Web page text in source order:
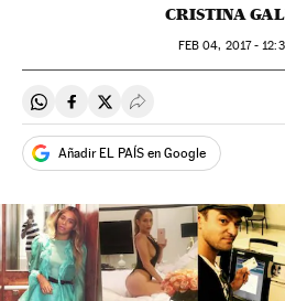
CRISTINA
FEB 04, 2017 -
Compartir en Whatsapp
Compartir en Facebook
Compartir en Twitter
Desplegar Redes
Añadir EL PAÍS en Google